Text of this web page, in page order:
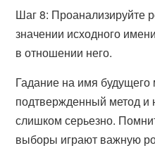
Шаг 8: Проанализируйте
значении исходного
в отношении него.
Гадание на имя будущего
подтвержденный метод и
слишком серьезно.
выборы играют важную